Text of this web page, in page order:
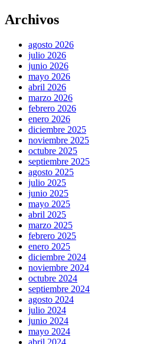
Archivos
agosto 2026
julio 2026
junio 2026
mayo 2026
abril 2026
marzo 2026
febrero 2026
enero 2026
diciembre 2025
noviembre 2025
octubre 2025
septiembre 2025
agosto 2025
julio 2025
junio 2025
mayo 2025
abril 2025
marzo 2025
febrero 2025
enero 2025
diciembre 2024
noviembre 2024
octubre 2024
septiembre 2024
agosto 2024
julio 2024
junio 2024
mayo 2024
abril 2024